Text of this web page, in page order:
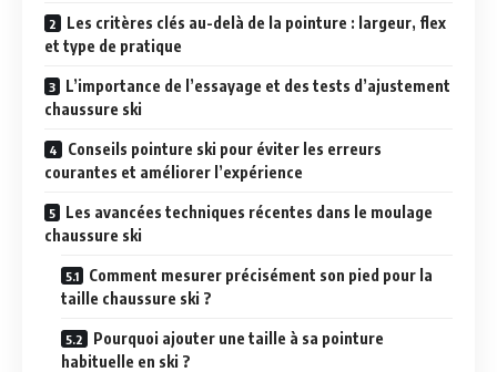
Les critères clés au-delà de la pointure : largeur, flex
et type de pratique
L’importance de l’essayage et des tests d’ajustement
chaussure ski
Conseils pointure ski pour éviter les erreurs
courantes et améliorer l’expérience
Les avancées techniques récentes dans le moulage
chaussure ski
Comment mesurer précisément son pied pour la
taille chaussure ski ?
Pourquoi ajouter une taille à sa pointure
habituelle en ski ?